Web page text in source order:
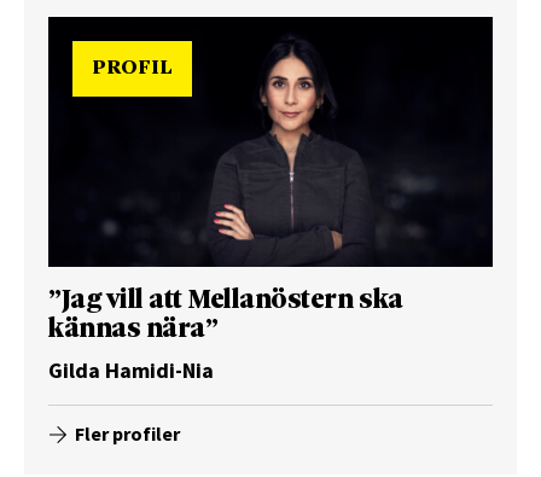
PROFIL
”Jag vill att Mellanöstern ska
kännas nära”
Gilda Hamidi-Nia
Fler profiler